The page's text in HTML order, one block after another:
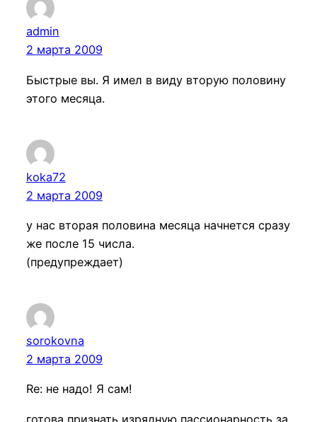
admin
2 марта 2009
Быстрые вы. Я имел в виду вторую половину
этого месяца.
koka72
2 марта 2009
у нас вторая половина месяца начнется сразу
же после 15 числа.
(предупреждает)
sorokovna
2 марта 2009
Re: не надо! Я сам!
готова признать изрядную пассионарность за